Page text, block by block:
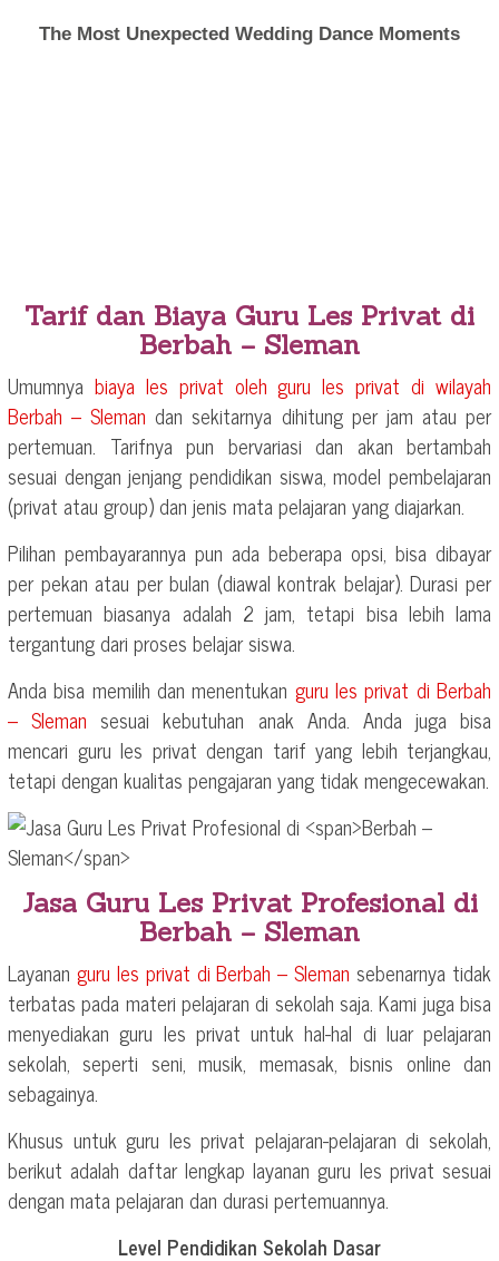
Tarif dan Biaya Guru Les Privat di
Berbah – Sleman
Umumnya biaya les privat oleh guru les privat di wilayah
Berbah – Sleman dan sekitarnya dihitung per jam atau per
pertemuan. Tarifnya pun bervariasi dan akan bertambah
sesuai dengan jenjang pendidikan siswa, model pembelajaran
(privat atau group) dan jenis mata pelajaran yang diajarkan.
Pilihan pembayarannya pun ada beberapa opsi, bisa dibayar
per pekan atau per bulan (diawal kontrak belajar). Durasi per
pertemuan biasanya adalah 2 jam, tetapi bisa lebih lama
tergantung dari proses belajar siswa.
Anda bisa memilih dan menentukan guru les privat diBerbah
– Sleman sesuai kebutuhan anak Anda. Anda juga bisa
mencari guru les privat dengan tarif yang lebih terjangkau,
tetapi dengan kualitas pengajaran yang tidak mengecewakan.
Jasa Guru Les Privat Profesional di
Berbah – Sleman
Layanan guru les privat diBerbah – Sleman sebenarnya tidak
terbatas pada materi pelajaran di sekolah saja. Kami juga bisa
menyediakan guru les privat untuk hal-hal di luar pelajaran
sekolah, seperti seni, musik, memasak, bisnis online dan
sebagainya.
Khusus untuk guru les privat pelajaran-pelajaran di sekolah,
berikut adalah daftar lengkap layanan guru les privat sesuai
dengan mata pelajaran dan durasi pertemuannya.
Level Pendidikan Sekolah Dasar